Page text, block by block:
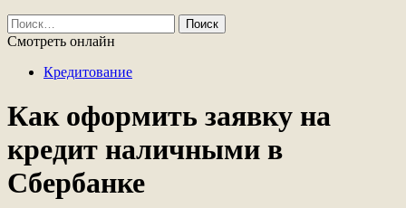
Найти:
Смотреть онлайн
Кредитование
Как оформить заявку на
кредит наличными в
Сбербанке